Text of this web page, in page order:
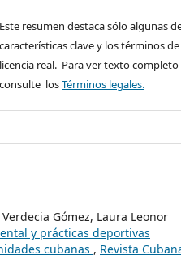
Este resumen destaca sólo algunas
características clave y los términos
licencia real. Para ver texto completo
consulte losTérminos legales.
Gómez, Laura Leonor
y prácticas deportivas
cubanas , Revista